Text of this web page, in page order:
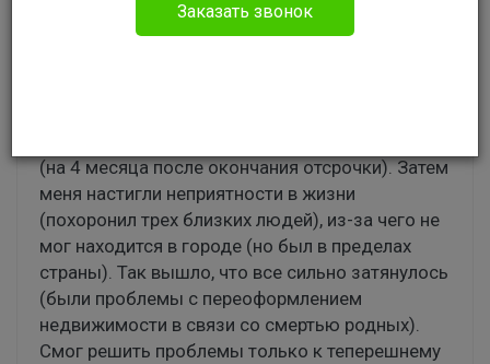
Здравствуйте. У меня такая проблема. Я
(на 4 месяца после окончания отсрочки). Затем
меня настигли неприятности в жизни
(похоронил трех близких людей), из-за чего не
мог находится в городе (но был в пределах
страны). Так вышло, что все сильно затянулось
(были проблемы с переоформлением
недвижимости в связи со смертью родных).
Смог решить проблемы только к теперешнему
Заказать звонок